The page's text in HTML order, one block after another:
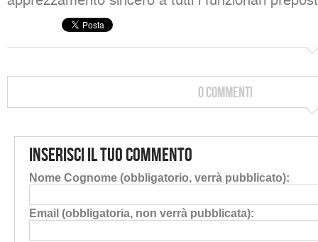
0 Commenti
Inserisci il tuo commento
Nome Cognome (obbligatorio, verrà pubblicato):
Email (obbligatoria, non verrà pubblicata):